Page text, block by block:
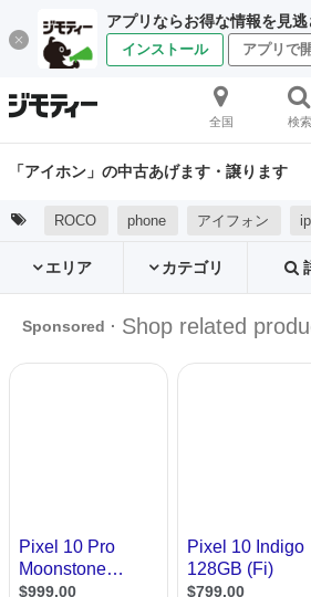
アプリならお得な情報を見逃
インストール アプリで
全国 検索
「アイホン」の中古あげます・譲ります
ROCO phone アイフォン
エリア カテゴリ